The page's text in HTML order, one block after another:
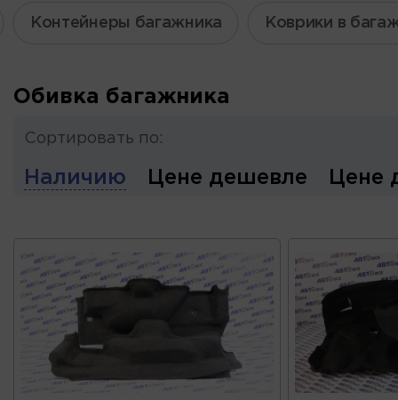
Контейнеры багажника Коврики в
Обивка багажника
Сортировать по:
Наличию Цене дешевле Цене